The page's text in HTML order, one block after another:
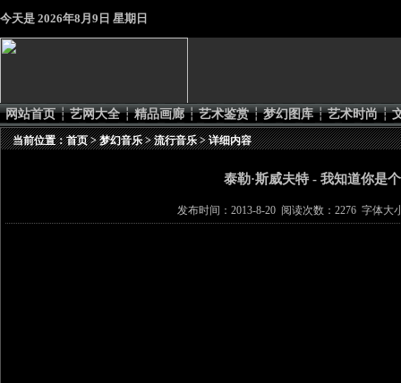
今天是 2026年8月9日 星期日
网站首页 ┆ 艺网大全 ┆ 精品画廊 ┆ 艺术鉴赏 ┆ 梦幻图库 ┆ 艺术时尚 ┆
当前位置：首页>梦幻音乐>流行音乐> 详细内容
泰勒·斯威夫特 - 我知道你是
发布时间：2013-8-20 阅读次数：2276 字体大